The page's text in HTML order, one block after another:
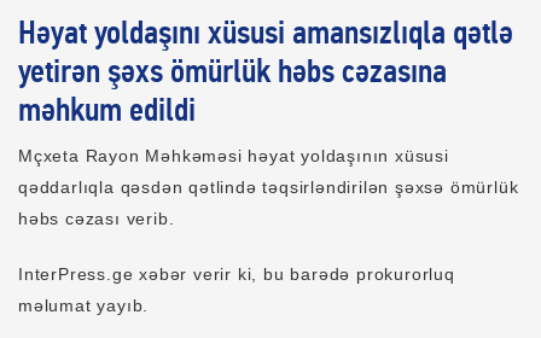
Həyat yoldaşını xüsusi amansızlıqla qətlə
yetirən şəxs ömürlük həbs cəzasına
məhkum edildi
Mçxeta Rayon Məhkəməsi həyat yoldaşının xüsusi
qəddarlıqla qəsdən qətlində təqsirləndirilən şəxsə ömürlük
həbs cəzası verib.
InterPress.ge xəbər verir ki, bu barədə prokurorluq
məlumat yayıb.